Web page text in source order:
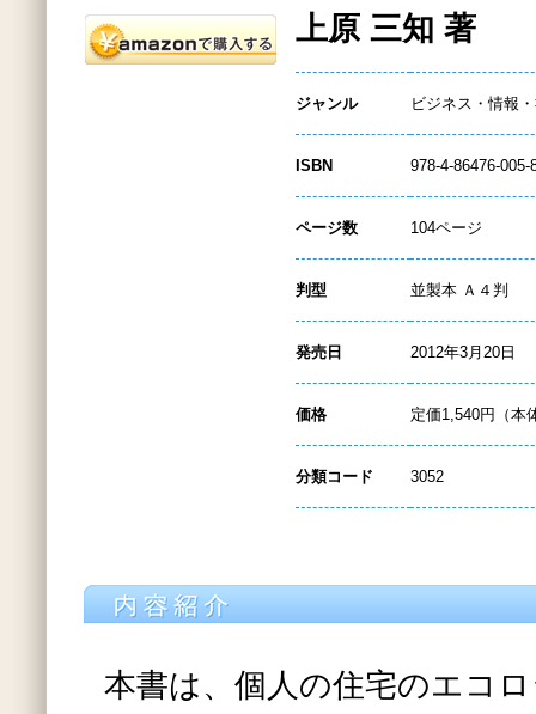
上原 三知 著
ジャンル ビジネス・情報
ISBN 978-4-86476-005-
ページ数 104ページ
判型 並製本 Ａ４判
発売日 2012年3月20日
価格 定価1,540円（本
分類コード 3052
本書は、個人の住宅のエコ